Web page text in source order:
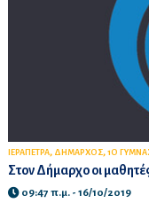
ΙΕΡΑΠΕΤΡΑ, ΔΗΜΑΡΧΟΣ, 1Ο
Στον Δήμαρχο οι
09:47 π.μ. - 16/10/2019